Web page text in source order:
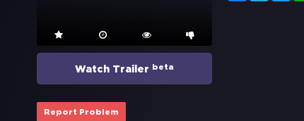
Watch Trailer beta
Report Problem